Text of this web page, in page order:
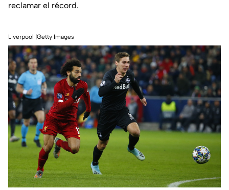
reclamar el récord.
Liverpool |Getty Images